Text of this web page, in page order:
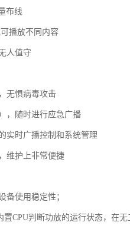
布线
播放不同内容
人值守
无惧病毒攻击
，随时进行应急广播
实时广播控制和系统管理
维护上非常便捷
使用稳定性；
CPU判断功放的运行状态，在